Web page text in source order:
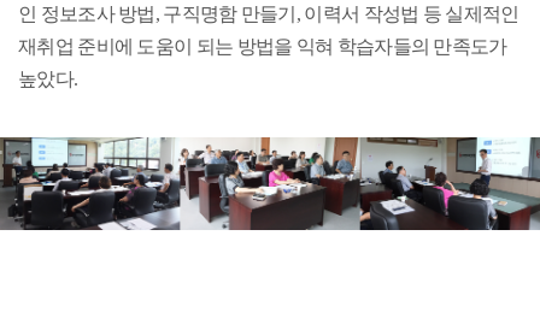
인 정보조사 방법, 구직명함 만들기, 이력서 작성법 등 실제적인
재취업 준비에 도움이 되는 방법을 익혀 학습자들의 만족도가
높았다.